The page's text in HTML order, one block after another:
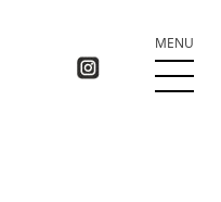
MENU